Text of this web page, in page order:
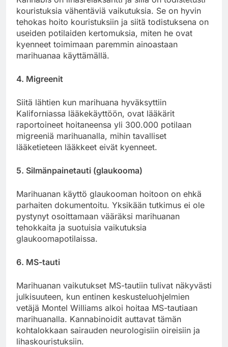
kouristuksia vähentäviä vaikutuksia. Se on hyvin
tehokas hoito kouristuksiin ja siitä todistuksena on
useiden potilaiden kertomuksia, miten he ovat
kyenneet toimimaan paremmin ainoastaan
marihuanaa käyttämällä.
4. Migreenit
Siitä lähtien kun marihuana hyväksyttiin
Kaliforniassa lääkekäyttöön, ovat lääkärit
raportoineet hoitaneensa yli 300.000 potilaan
migreeniä marihuanalla, mihin tavalliset
lääketieteen lääkkeet eivät kyenneet.
5. Silmänpainetauti (glaukooma)
Marihuanan käyttö glaukooman hoitoon on ehkä
parhaiten dokumentoitu. Yksikään tutkimus ei ole
pystynyt osoittamaan vääräksi marihuanan
tehokkaita ja suotuisia vaikutuksia
glaukoomapotilaissa.
6. MS-tauti
Marihuanan vaikutukset MS-tautiin tulivat näkyvästi
julkisuuteen, kun entinen keskusteluohjelmien
vetäjä Montel Williams alkoi hoitaa MS-tautiaan
marihuanalla. Kannabinoidit auttavat tämän
kohtalokkaan sairauden neurologisiin oireisiin ja
lihaskouristuksiin.